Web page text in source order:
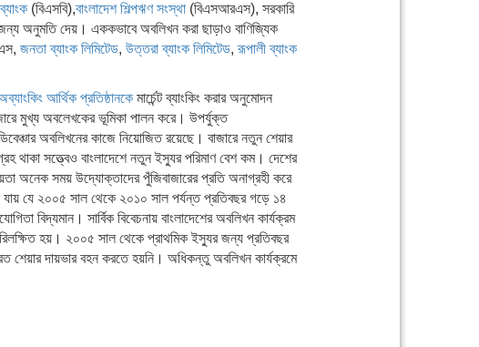
(বিএসবি),বাংলাদেশ শিল্পঋণ সংস্থা(বিএসআরএস), সরকারি
জন্য অনুমতি দেয়। এককভাবে অবলিখন করা ছাড়াও বাণিজ্যিক
জনতা ব্যাংক লিমিটেড, উত্তরা ব্যাংক লিমিটেড,রূপালী ব্যাংক
আর্থিক প্রতিষ্ঠানকেমার্চেন্ট ব্যাংকিং করার অনুমোদন
মুখ্য অবলেখকের ভূমিকা পালন করে। উপর্যুক্ত
অবলিখনের কাজে নিয়োজিত রয়েছে। বাজারে নতুন শেয়ার
থাকা সত্ত্বেও বাংলাদেশে নতুন ইস্যুর পরিমাণ বেশ কম। দেশের
অনেক সময় উদ্যোক্তাদের পুঁজিবাজারের প্রতি অনাগ্রহী করে
যে ২০০৫ সাল থেকে ২০১০ সাল পর্যন্ত প্রতিবছর গড়ে ১৪
বিদ্যমান। সার্বিক বিবেচনায় বাংলাদেশের অবলিখন কার্যক্রম
হয়। ২০০৫ সাল থেকে প্রাথমিক ইস্যুর জন্য প্রতিবছর
শেয়ার দায়ভার বহন করতে হয়নি। অধিকন্তু অবলিখন কার্যক্রমে